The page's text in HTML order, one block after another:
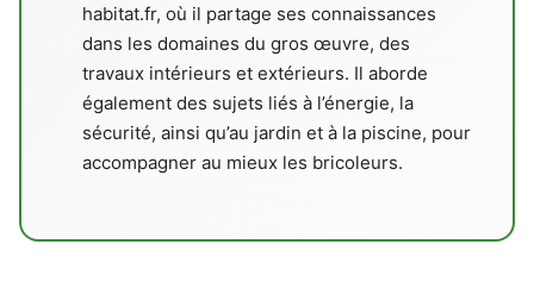
habitat.fr, où il partage ses connaissances
dans les domaines du gros œuvre, des
travaux intérieurs et extérieurs. Il aborde
également des sujets liés à l’énergie, la
sécurité, ainsi qu’au jardin et à la piscine, pour
accompagner au mieux les bricoleurs.